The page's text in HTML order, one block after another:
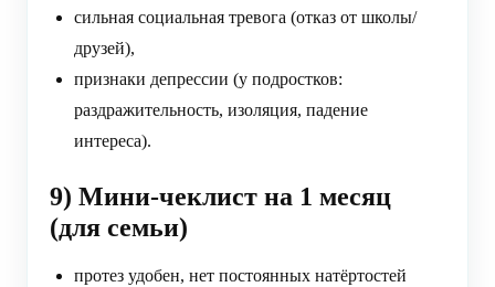
сильная социальная тревога (отказ от школы/
друзей),
признаки депрессии (у подростков:
раздражительность, изоляция, падение
интереса).
9) Мини-чеклист на 1 месяц
(для семьи)
протез удобен, нет постоянных натёртостей